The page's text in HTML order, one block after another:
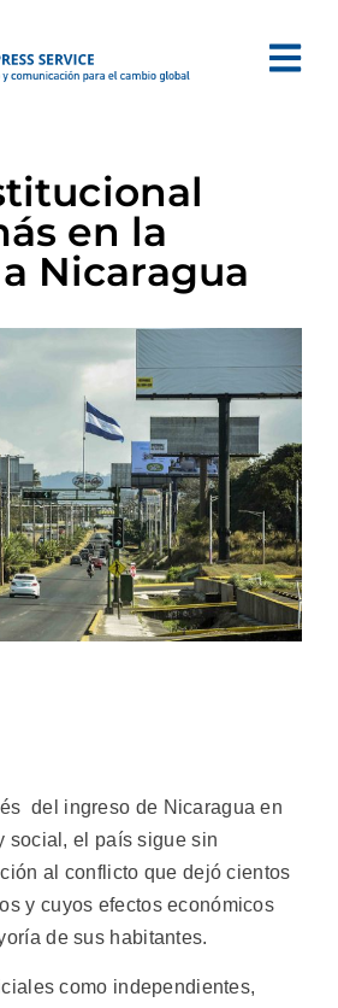
en la
Nicaragua
del ingreso de Nicaragua en
social, el país sigue sin
al conflicto que dejó cientos
y cuyos efectos económicos
de sus habitantes.
como independientes,